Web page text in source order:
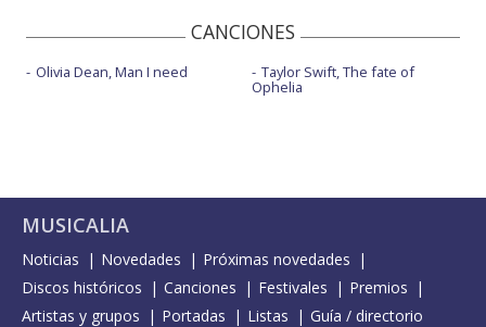
CANCIONES
Olivia Dean, Man I need Taylor Swift, The fate of
Ophelia
MUSICALIA
Noticias Novedades
Próximas novedades
Discos históricos
Canciones Festivales
Premios
Artistas y grupos
Portadas Listas Guía / directorio